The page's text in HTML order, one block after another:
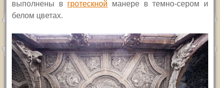
выполнены в гротескной манере в темно-сером и
белом цветах.